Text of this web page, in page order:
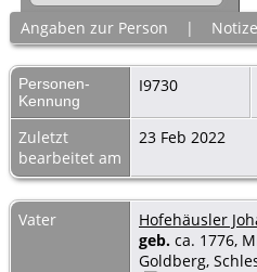
Angaben zur Person |
Personen-
Kennung
I9730
Zuletzt
bearbeitet am
23 Feb 2022
Vater Hofehäusler
geb. ca. 1776,
Goldberg,